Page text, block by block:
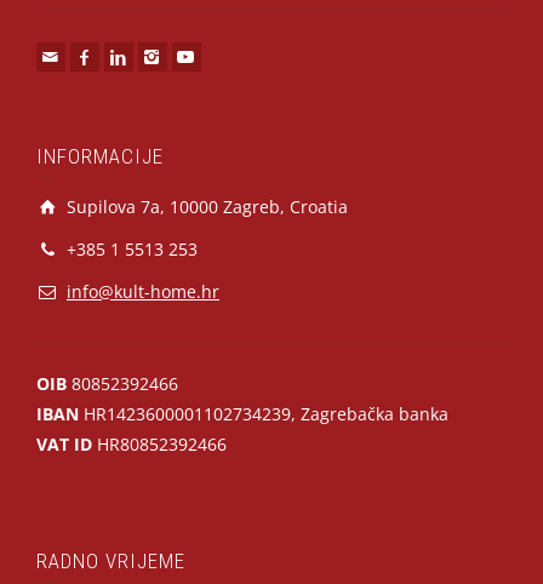
INFORMACIJE
Supilova 7a, 10000 Zagreb, Croatia
+385 1 5513 253
info@kult-home.hr
OIB 80852392466
IBAN HR1423600001102734239, Zagrebačka banka
VAT ID HR80852392466
RADNO VRIJEME